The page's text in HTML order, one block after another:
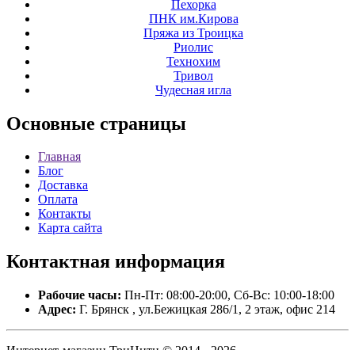
Пехорка
ПНК им.Кирова
Пряжа из Троицка
Риолис
Технохим
Тривол
Чудесная игла
Основные страницы
Главная
Блог
Доставка
Оплата
Контакты
Карта сайта
Контактная информация
Рабочие часы: Пн-Пт: 08:00-20:00, Сб-Вс: 10:00-18:00
Адрес: Г. Брянск , ул.Бежицкая 286/1, 2 этаж, офис 214